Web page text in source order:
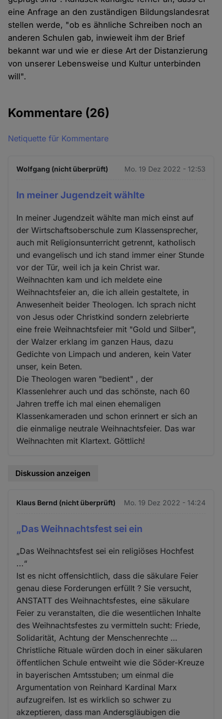
eine Anfrage an den zuständigen Bildungslandesrat
stellen werde, "ob es ähnliche Schreiben noch an
anderen Schulen gab, inwieweit ihm der Brief
bekannt war und wie er diese Art der Distanzierung
von unserer Lebensweise und Kultur unterbinden
will".
Kommentare (26)
Netiquette für Kommentare
Wolfgang (nicht überprüft) Mo. 19 Dez 2022 - 12:53
In meiner Jugendzeit wählte
In meiner Jugendzeit wählte man mich einst auf
der Wirtschaftsoberschule zum Klassensprecher,
auch mit Religionsunterricht getrennt, katholisch
und evangelisch und ich stand immer einer Stunde
vor der Tür, weil ich ja kein Christ war.
Weihnachten kam und ich meldete eine
Weihnachtsfeier an, die ich allein gestaltete, in
Anwesenheit beider Theologen. Ich sprach nicht
von Jesus oder Christkind sondern zelebrierte
eine freie Weihnachtsfeier mit "Gold und Silber",
der Walzer erklang im ganzen Haus, dazu
Gedichte von Limpach und anderen, kein Vater
unser, kein Beten.
Die Theologen waren "bedient" , der
Klassenlehrer auch und das schönste, nach 60
Jahren treffe ich mal einen ehemaligen
Klassenkameraden und schon erinnert er sich an
die einmalige neutrale Weihnachtsfeier. Das war
Weihnachten mit Klartext. Göttlich!
Diskussion anzeigen
Klaus Bernd (nicht überprüft) Mo. 19 Dez 2022 - 14:24
„Das Weihnachtsfest sei ein
„Das Weihnachtsfest sei ein religiöses Hochfest
...“
Ist es nicht offensichtlich, dass die säkulare Feier
genau diese Forderungen erfüllt ? Sie versucht,
ANSTATT des Weihnachtsfestes, eine säkulare
Feier zu veranstalten, die die wesentlichen Inhalte
des Weihnachtsfestes zu vermitteln sucht: Friede,
Solidarität, Achtung der Menschenrechte …
Christliche Rituale würden doch in einer säkularen
öffentlichen Schule entweiht wie die Söder-Kreuze
in bayerischen Amtsstuben; um einmal die
Argumentation von Reinhard Kardinal Marx
aufzugreifen. Ist es wirklich so schwer zu
akzeptieren, dass man Andersgläubigen die